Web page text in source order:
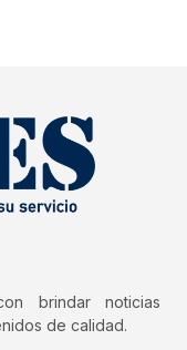
brindar noticias
de calidad.